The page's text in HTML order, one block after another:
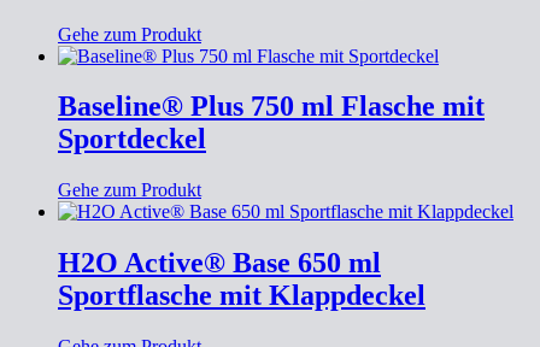
Gehe zum Produkt
Baseline® Plus 750 ml Flasche mit
Sportdeckel
Gehe zum Produkt
H2O Active® Base 650 ml
Sportflasche mit Klappdeckel